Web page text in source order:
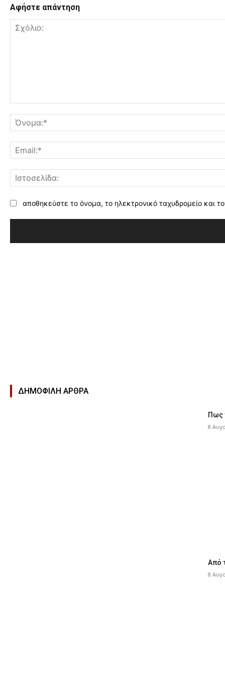
Αφήστε απάντηση
αποθηκεύστε το όνομα, το ηλεκτρονικό ταχυδρομείο και
ΔΗΜΟΦΙΛΉ ΑΡΘΡΑ
Πως
8
Από
8